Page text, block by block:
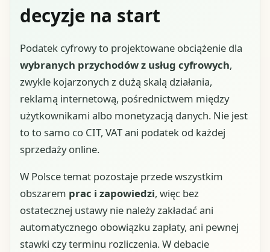
decyzje na start
Podatek cyfrowy to projektowane obciążenie dla
wybranych przychodów z usług cyfrowych,
zwykle kojarzonych z dużą skalą działania,
reklamą internetową, pośrednictwem między
użytkownikami albo monetyzacją danych. Nie jest
to to samo co CIT, VAT ani podatek od każdej
sprzedaży online.
W Polsce temat pozostaje przede wszystkim
obszarem prac i zapowiedzi, więc bez
ostatecznej ustawy nie należy zakładać ani
automatycznego obowiązku zapłaty, ani pewnej
stawki czy terminu rozliczenia. W debacie